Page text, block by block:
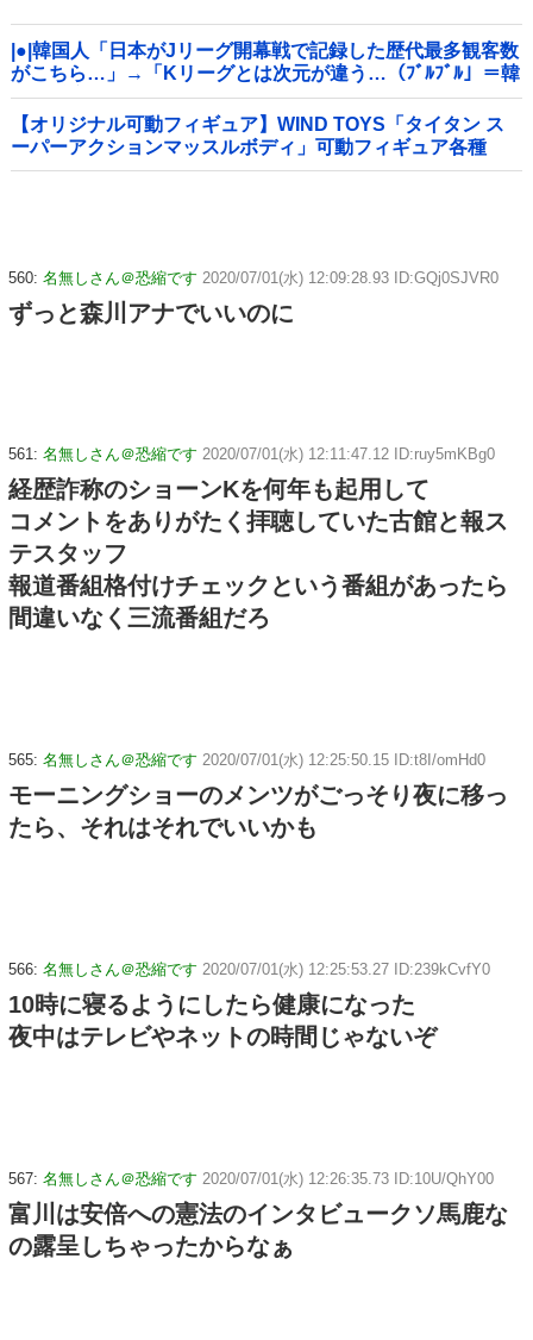
|●|韓国人「日本がJリーグ開幕戦で記録した歴代最多観客数
がこちら…」→「Kリーグとは次元が違う…（ﾌﾞﾙﾌﾞﾙ」＝韓
国の反応
【オリジナル可動フィギュア】WIND TOYS「タイタン ス
ーパーアクションマッスルボディ」可動フィギュア各種
【予約開始】
560: 名無しさん＠恐縮です 2020/07/01(水) 12:09:28.93 ID:GQj0SJVR0
ずっと森川アナでいいのに
561: 名無しさん＠恐縮です 2020/07/01(水) 12:11:47.12 ID:ruy5mKBg0
経歴詐称のショーンKを何年も起用して
コメントをありがたく拝聴していた古館と報ス
テスタッフ
報道番組格付けチェックという番組があったら
間違いなく三流番組だろ
565: 名無しさん＠恐縮です 2020/07/01(水) 12:25:50.15 ID:t8I/omHd0
モーニングショーのメンツがごっそり夜に移っ
たら、それはそれでいいかも
566: 名無しさん＠恐縮です 2020/07/01(水) 12:25:53.27 ID:239kCvfY0
10時に寝るようにしたら健康になった
夜中はテレビやネットの時間じゃないぞ
567: 名無しさん＠恐縮です 2020/07/01(水) 12:26:35.73 ID:10U/QhY00
富川は安倍への憲法のインタビュークソ馬鹿な
の露呈しちゃったからなぁ